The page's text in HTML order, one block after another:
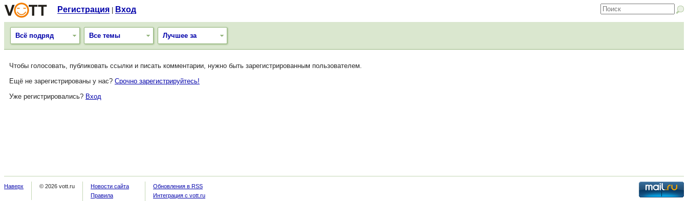
Регистрация Вход
Всё подряд Все темы Лучшее за
Чтобы голосовать, публиковать ссылки и писать комментарии, нужно быть зарегистрированным пользователем.
Ещё не зарегистрированы у нас? Срочно зарегистрируйтесь!
Уже регистрировались? Вход
Наверх © 2026 vott.ru
Новости сайта
Правила
Обновления в RSS
Интеграция с vott.ru